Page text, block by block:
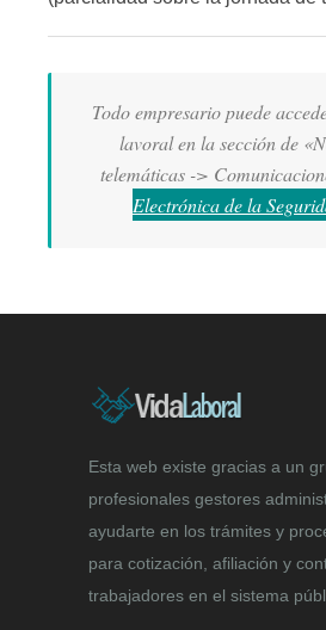
Todo empresario puede
lavoral en la sección de
telemáticas ->
Electrónica de la
Esta web existe gracias a un
profesionales gestores
ayudarte en los trámites y
para cotización, afiliación y
trabajadores en el sistema